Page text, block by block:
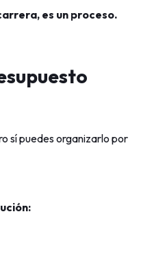
es un proceso.
sí puedes organizarlo por